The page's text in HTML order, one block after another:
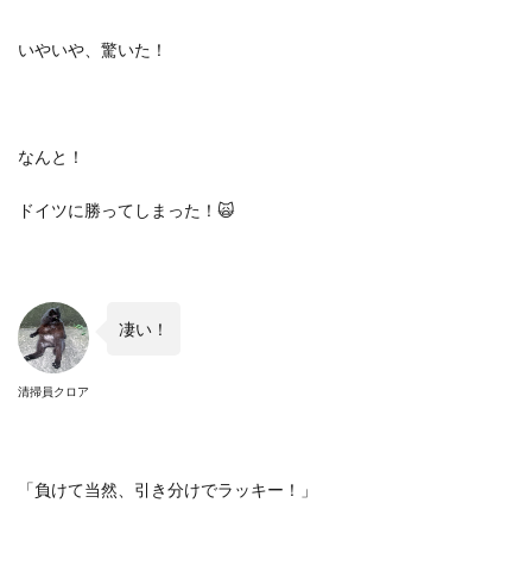
いやいや、驚いた！
なんと！
ドイツに勝ってしまった！ 🙀
清掃員クロア
凄い！
「負けて当然、引き分けでラッキー！」